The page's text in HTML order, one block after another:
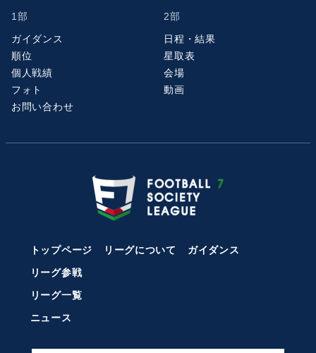
1部
2部
ガイダンス
日程・結果
順位
星取表
個人戦績
会場
フォト
動画
お問い合わせ
トップページ リーグについて
ガイダンス
リーグ参戦
リーグ一覧
ニュース